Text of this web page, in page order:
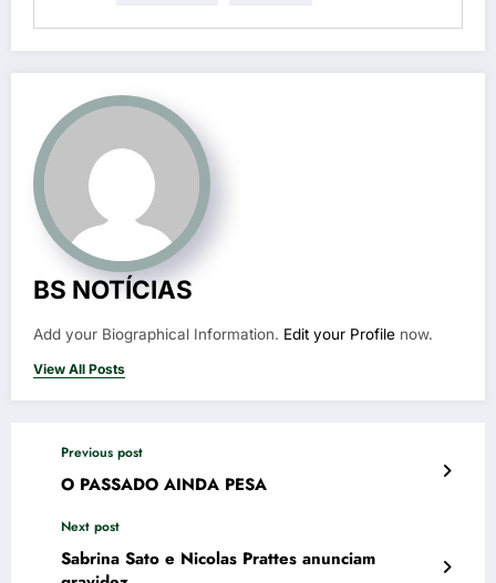
BS NOTÍCIAS
Add your Biographical Information. Edit your Profile now.
View All Posts
Previous post
O PASSADO AINDA PESA
Next post
Sabrina Sato e Nicolas Prattes anunciam